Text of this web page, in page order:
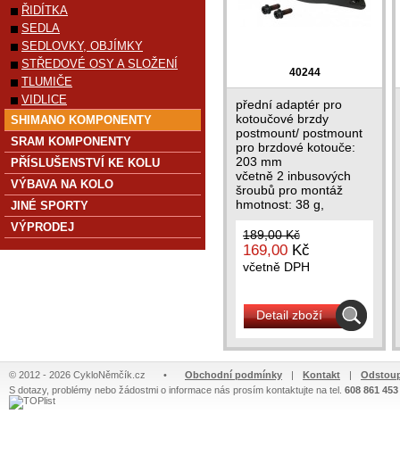
40244
přední adaptér pro
kotoučové brzdy
postmount/ postmount
pro brzdové kotouče:
203 mm
včetně 2 inbusových
šroubů pro montáž
hmotnost: 38 g,
189,00 Kč
169,00 Kč
včetně DPH
Detail zboží
ŘIDÍTKA
SEDLA
SEDLOVKY, OBJÍMKY
STŘEDOVÉ OSY A SLOŽENÍ
TLUMIČE
VIDLICE
SHIMANO KOMPONENTY
SRAM KOMPONENTY
PŘÍSLUŠENSTVÍ KE KOLU
VÝBAVA NA KOLO
JINÉ SPORTY
VÝPRODEJ
© 2012 - 2026 CykloNěmčík.cz • Obchodní podmínky | Kontakt |
S dotazy, problémy nebo žádostmi o informace nás prosím kontaktujte na tel. 608 861 453